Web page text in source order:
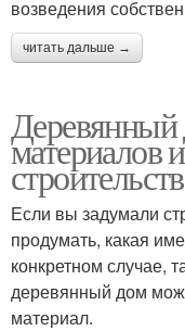
возведения
читать дальше →
материалов
Если вы задумали
продумать, какая
конкретном случае,
деревянный дом
материал.